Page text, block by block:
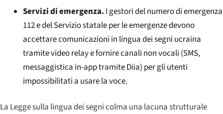
Servizi di emergenza. I gestori del numero di emergenza
112 e del Servizio statale per le emergenze devono
accettare comunicazioni in lingua dei segni ucraina
tramite video relay e fornire canali non vocali (SMS,
messaggistica in-app tramite Diia) per gli utenti
impossibilitati a usare la voce.
La Legge sulla lingua dei segni colma una lacuna strutturale